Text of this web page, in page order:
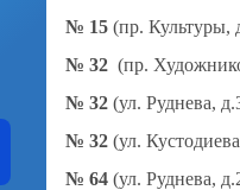
№ 15 (пр. Культуры,
№ 32 (пр.
№ 32 (ул. Руднева,
№ 32 (ул.
№ 64 (ул. Руднева,